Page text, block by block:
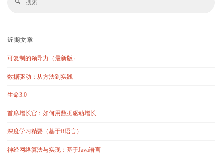
搜
近期文章
可复制的领导力（最新版）
数据驱动：从方法到实践
生命3.0
首席增长官：如何用数据驱动增长
深度学习精要（基于R语言）
神经网络算法与实现：基于Java语言